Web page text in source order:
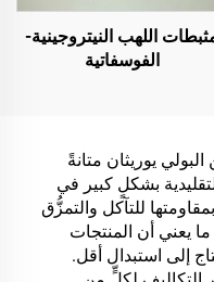
اللهب النيتروجينية-
الفوسفاتية
يوريثان متانةً
بشكلٍ كبير في
للتآكل والتمزُّق
ما يعني أن المنتجات
إلى استبدال أقل.